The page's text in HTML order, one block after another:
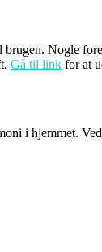
Nogle
Gå til link for at
i hjemmet.